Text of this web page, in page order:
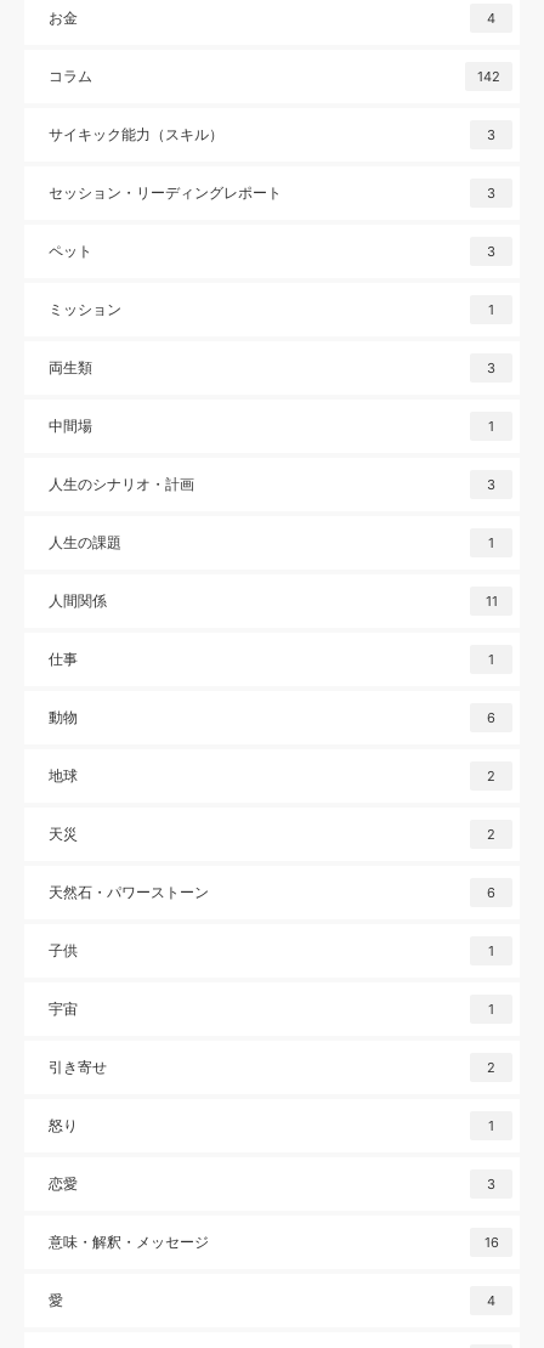
お金 4
コラム 142
サイキック能力（スキル） 3
セッション・リーディングレポート 3
ペット 3
ミッション 1
両生類 3
中間場 1
人生のシナリオ・計画 3
人生の課題 1
人間関係 11
仕事 1
動物 6
地球 2
天災 2
天然石・パワーストーン 6
子供 1
宇宙 1
引き寄せ 2
怒り 1
恋愛 3
意味・解釈・メッセージ 16
愛 4